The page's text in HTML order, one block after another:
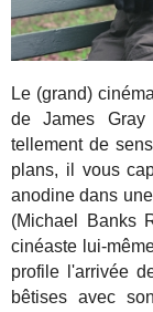
Le (grand)
de James
tellement de
plans, il vous
anodine dans
(Michael Banks
cinéaste lui-
profile l'arrivée
bêtises avec